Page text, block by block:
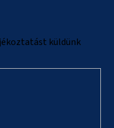
küldünk